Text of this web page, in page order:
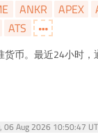
ANKR APEX
ATS
货币。最近24小时，
06 Aug 2026 10:50:47